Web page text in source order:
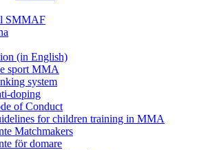
SMMAF
(in English)
sport MMA
system
doping
of Conduct
for children training in MMA
Matchmakers
för domare